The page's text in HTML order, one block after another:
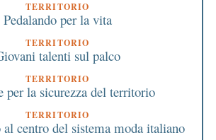
TERRITORIO
Pedalando per la vita
TERRITORIO
talenti sul palco
TERRITORIO
per la sicurezza del territorio
TERRITORIO
centro del sistema moda italiano